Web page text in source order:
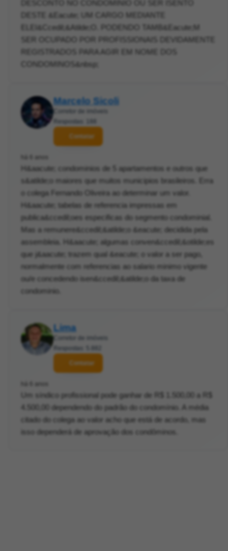
DESTE &Eacute; UM CARGO MEDIANTE
ELEI&Ccedil;&Atilde;O. PODENDO TAMB&Eacute;M
SER OCUPADO POR PROFISSIONAIS DEVIDAMENTE
REGISTRADOS PARA AGIR EM NOME DOS
CONDOMINOS&nbsp;
Marcelo Sicoli
Corretor de imóveis
Respostas: 188
Contatar
há 6 anos
H&aacute; condominios de 5 apartamentos e outros que
s&atilde;o maiores que muitos municipios brasileiros. Erra
o colega Fernando Oliveira ao determinar um valor.
H&aacute; tabelas de referencia impressas em
publica&ccedil;oes especificas do segmento condominial.
Mas a remunere&ccedil;&atilde;o &eacute; decidida pela
assembleia. H&aacute; algumas conven&ccedil;&otilde;es
que j&aacute; trazem qual &eacute; o valor a ser pago,
normalmente com referencias ao salario minimo vigente
ou/e concedendo isen&ccedil;&atilde;o da taxa de
condominio.
Lima
Corretor de imóveis
Respostas: 5.882
Contatar
há 6 anos
Um síndico profissional pode ganhar de R$ 1.500,00 a R$
4.500,00 dependendo do padrão do condomínio. A média
citado do colega ao valor acho que está de acordo, mas
isso dependerá de aprovação dos condôminos.